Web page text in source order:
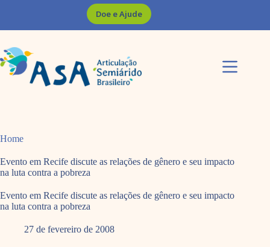
Doe e Ajude
Home
Evento em Recife discute as relações de gênero e seu impacto
na luta contra a pobreza
Evento em Recife discute as relações de gênero e seu impacto
na luta contra a pobreza
27 de fevereiro de 2008